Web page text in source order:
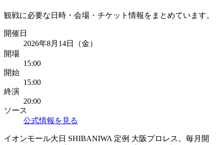
観戦に必要な日時・会場・チケット情報をまとめています。
開催日
2026年8月14日（金）
開場
15:00
開始
15:00
終演
20:00
ソース
公式情報を見る
イオンモール大日 SHIBANIWA 定例 大阪プロレス。毎月開